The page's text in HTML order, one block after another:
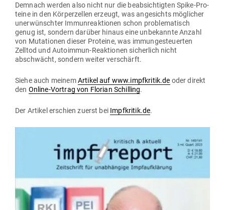
Demnach werden also nicht nur die beab­sich­tigten Spike-Pro­
teine in den Kör­per­zellen erzeugt, was ange­sichts mög­licher
uner­wünschter Immun­re­ak­tionen schon pro­ble­ma­tisch
genug ist, sondern darüber hinaus eine unbe­kannte Anzahl
von Muta­tionen dieser Pro­teine, was immun­ge­steu­erten
Zelltod und Auto­immun-Reak­tionen sicherlich nicht
abschwächt, sondern weiter verschärft.
Siehe auch meinemArtikel auf www.impfkritik.de oder direkt
den Online-Vortrag von Florian Schilling.
Der Artikel erschien zuerst bei Impfkritik.de.